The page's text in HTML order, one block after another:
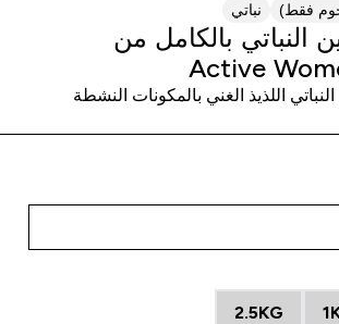
فقط) نباتي
النباتي بالكامل من
اللذيذ الغني بالمكونات النشطة
2.5KG